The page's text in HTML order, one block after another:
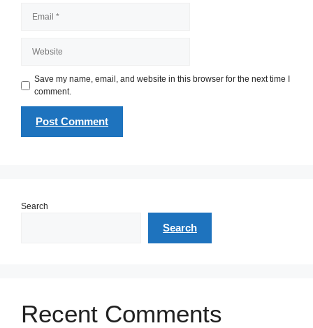
Save my name, email, and website in this browser for the next time I
comment.
Search
Search
Recent Comments